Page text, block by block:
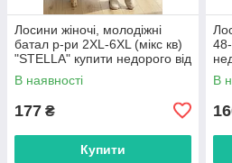
Лосини жіночі, молодіжні
батал р-ри 2XL-6XL (мікс кв)
"STELLA" купити недорого від
прямого постачальника
В наявності
177 ₴
Купити
В